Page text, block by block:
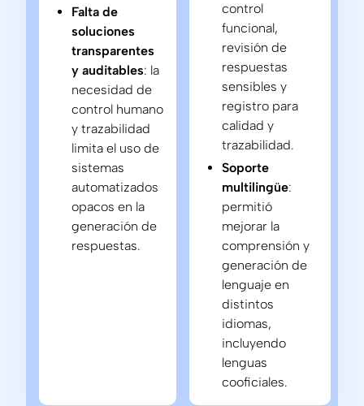
Falta de
soluciones
transparentes
y auditables: la
necesidad de
control humano
y trazabilidad
limita el uso de
sistemas
automatizados
opacos en la
generación de
respuestas.
control
funcional,
revisión de
respuestas
sensibles y
registro para
calidad y
trazabilidad.
Soporte
multilingüe:
permitió
mejorar la
comprensión y
generación de
lenguaje en
distintos
idiomas,
incluyendo
lenguas
cooficiales.